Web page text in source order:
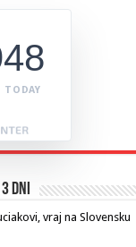
dni
vraj na Slovensku